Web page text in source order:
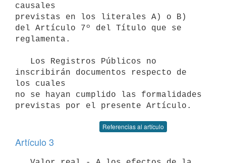
causales
previstas en los literales A) o B)
del Artículo 7º del Título que se
reglamenta.
inscribirán documentos respecto de
los cuales
no se hayan cumplido las formalidades
Referencias al artículo
Artículo 3